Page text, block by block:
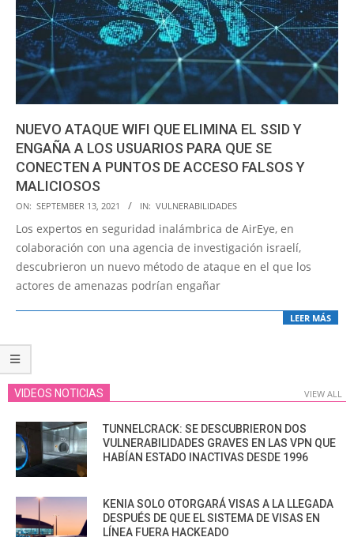
NUEVO ATAQUE WIFI QUE ELIMINA EL SSID Y
ENGAÑA A LOS USUARIOS PARA QUE SE
CONECTEN A PUNTOS DE ACCESO FALSOS Y
MALICIOSOS
2021-
09-
ON: SEPTEMBER 13, 2021 IN: VULNERABILIDADES
Los expertos en seguridad inalámbrica de AirEye, en
colaboración con una agencia de investigación israelí,
descubrieron un nuevo método de ataque en el que los
actores de amenazas podrían engañar
LEER MÁS
VIDEOS NOTICIAS VIEW ALL
TUNNELCRACK: SE DESCUBRIERON DOS
VULNERABILIDADES GRAVES EN LAS VPN QUE
HABÍAN ESTADO INACTIVAS DESDE 1996
KENIA SOLO OTORGARÁ VISAS A LA LLEGADA
DESPUÉS DE QUE EL SISTEMA DE VISAS EN
LÍNEA FUERA HACKEADO